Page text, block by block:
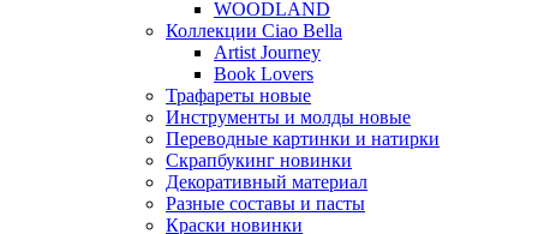
WOODLAND
Коллекции Ciao Bella
Artist Journey
Book Lovers
Трафареты новые
Инструменты и молды новые
Переводные картинки и натирки
Скрапбукинг новинки
Декоративный материал
Разные составы и пасты
Краски новинки